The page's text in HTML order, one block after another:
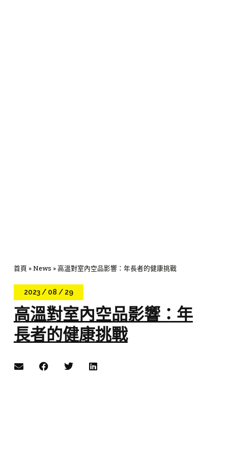
首頁 »News »高溫對室內空品影響：年長者的健康挑戰
2023 / 08 / 29
高溫對室內空品影響：年
長者的健康挑戰